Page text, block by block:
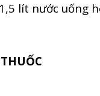
lít nước uống